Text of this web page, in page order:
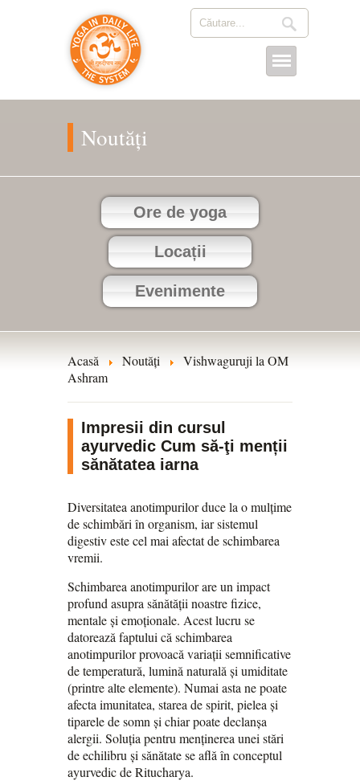
Noutăți
Ore de yoga
Locații
Evenimente
Acasă Noutăți
Vishwaguruji la OM
Ashram
Impresii din cursul
ayurvedic Cum să-ţi menții
sănătatea iarna
Diversitatea anotimpurilor duce la o mulțime
de schimbări în organism, iar sistemul
digestiv este cel mai afectat de schimbarea
vremii.
Schimbarea anotimpurilor are un impact
profund asupra sănătății noastre fizice,
mentale și emoționale. Acest lucru se
datorează faptului că schimbarea
anotimpurilor provoacă variații semnificative
de temperatură, lumină naturală și umiditate
(printre alte elemente). Numai asta ne poate
afecta imunitatea, starea de spirit, pielea și
tiparele de somn și chiar poate declanșa
alergii. Soluția pentru menținerea unei stări
de echilibru și sănătate se află în conceptul
ayurvedic de Ritucharya.